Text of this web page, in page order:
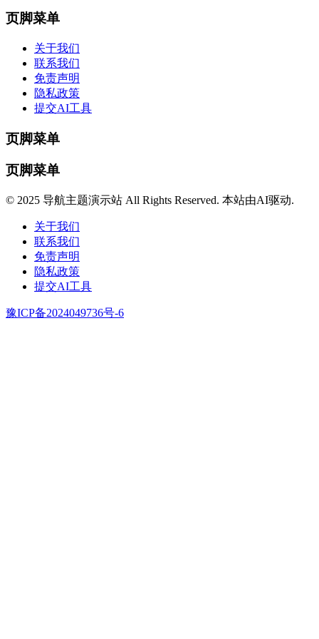
页脚菜单
关于我们
联系我们
免责声明
隐私政策
提交AI工具
页脚菜单
页脚菜单
© 2025 导航主题演示站 All Rights Reserved. 本站由AI驱动.
关于我们
联系我们
免责声明
隐私政策
提交AI工具
豫ICP备2024049736号-6